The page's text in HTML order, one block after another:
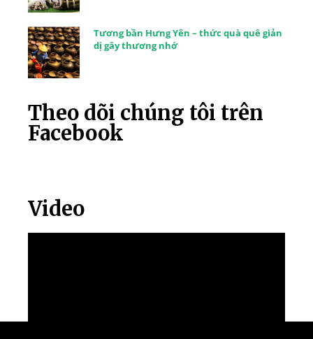
Tương bần Hưng Yên – thức quà quê giản
dị gây thương nhớ
Theo dõi chúng tôi trên
Facebook
Video